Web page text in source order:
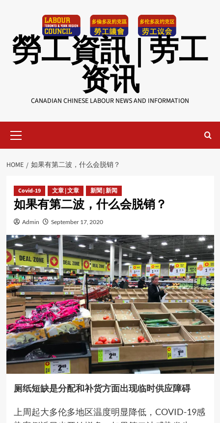
勞工資訊 | 劳工
资讯
CANADIAN CHINESE LABOUR NEWS AND INFORMATION
Menu
HOME 如果有第二波，什么会脱销？
Covid-19 文章 | 文章 新聞 | 新闻
如果有第二波，什么会脱销？
Admin September 17, 2020
厕纸短缺是分配和补货方面出现临时供应障碍
上周起大多伦多地区温度明显降低，COVID-19感